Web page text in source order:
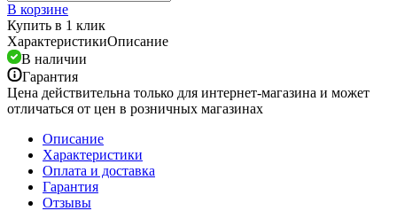
В корзине
Купить в 1 клик
ХарактеристикиОписание
В наличии
Гарантия
Цена действительна только для интернет-магазина и может
отличаться от цен в розничных магазинах
Описание
Характеристики
Оплата и доставка
Гарантия
Отзывы